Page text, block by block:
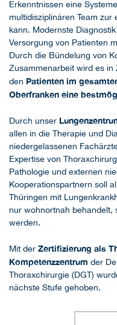
Erkenntnissen eine
multidisziplinären Team
kann. Modernste
Versorgung von Patienten
Durch die Bündelung von
Zusammenarbeit wird es
den Patienten im
Oberfranken eine
Durch unser
allen in die Therapie und
niedergelassenen
Expertise von
Pathologie und externen
Kooperationspartnern soll
Thüringen mit
nur wohnortnah behandelt,
werden.
Mit der Zertifizierung als
Kompetenzzentrum der
Thoraxchirurgie (DGT)
nächste Stufe gehoben.